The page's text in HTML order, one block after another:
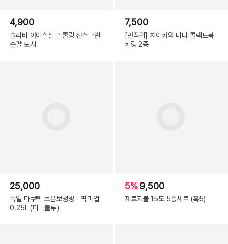
4,900
솔라비 아이스실크 쿨링 선스크린
손팔 토시
7,500
[먼작귀] 치이카와 미니 콜렉트북
키링 2종
25,000
독일 마쿠텍 보온보냉병 - 픽미업
0.25L (피콕블루)
5%9,500
제로지볼 15도 5종세트 (흑5)